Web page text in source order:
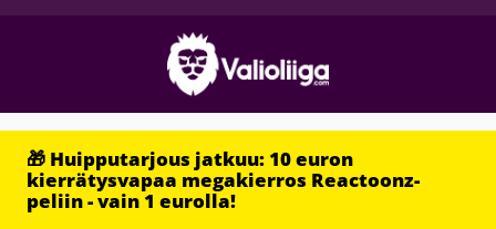
🎁 Huipputarjous jatkuu: 10 euron
kierrätysvapaa megakierros Reactoonz-
peliin - vain 1 eurolla!